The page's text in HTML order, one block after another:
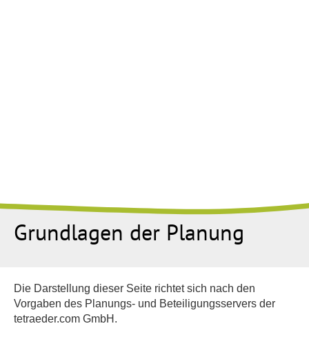
Grundlagen der Planung
Die Darstellung dieser Seite richtet sich nach den
Vorgaben des Planungs- und Beteiligungsservers der
tetraeder.com GmbH.